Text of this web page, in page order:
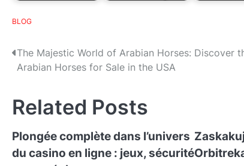
BLOG
P
o
s
t
n
The Majestic World of Arabian Horses: Discover
Arabian Horses for Sale in the USA
Related Posts
Plongée complète dans l’univers
du casino en ligne : jeux, sécurité